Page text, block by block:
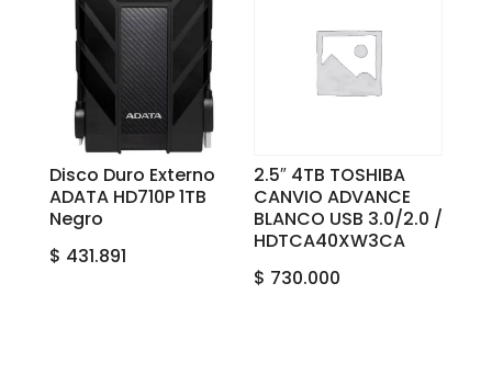
Disco Duro Externo
ADATA HD710P 1TB
Negro
$ 431.891
2.5″ 4TB TOSHIBA
CANVIO ADVANCE
BLANCO USB 3.0/2.0 /
HDTCA40XW3CA
$ 730.000